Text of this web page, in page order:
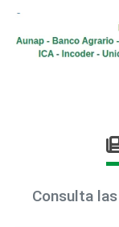
Consulta